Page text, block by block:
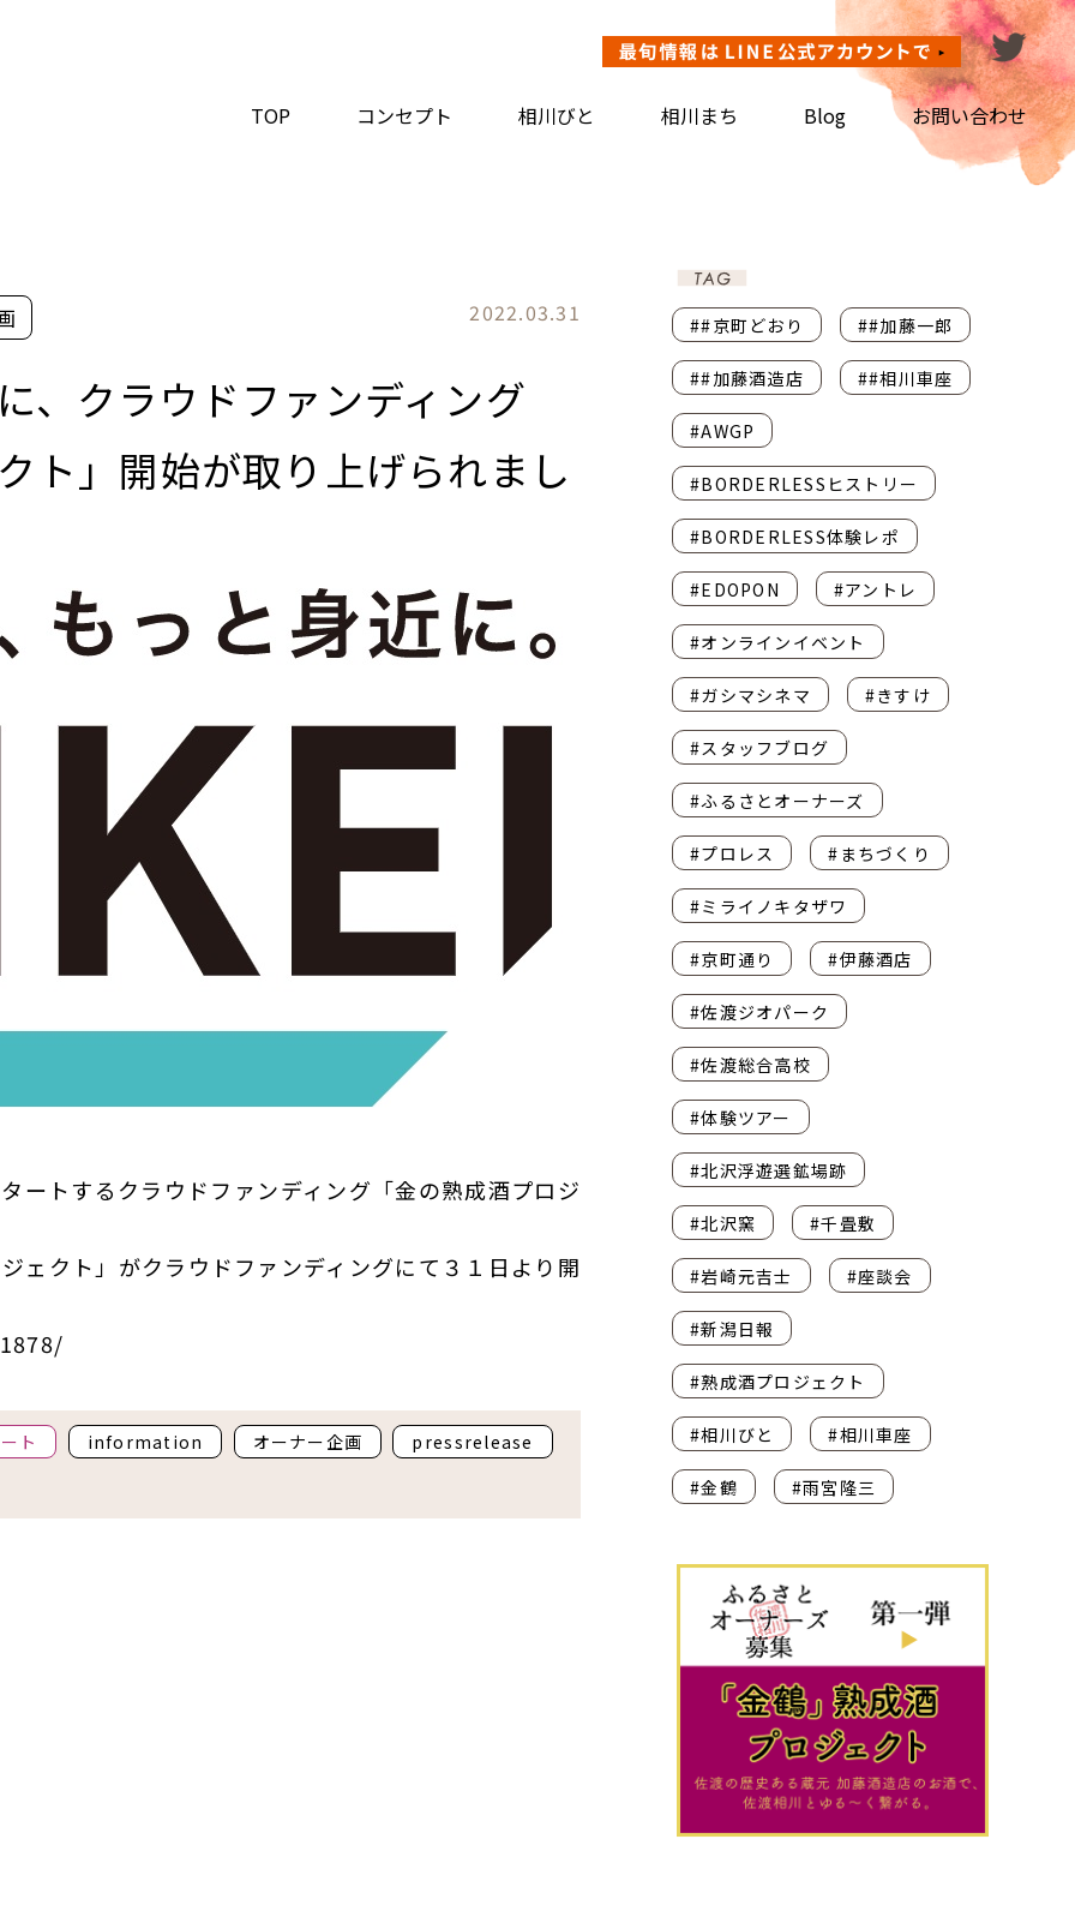
TOP コンセプト 相川びと 相川まち Blog お問い合わせ
2022.03.31
、クラウドファンディング
ト」開始が取り上げられまし
ートするクラウドファンディング「金の熟成酒プロジ
ェクト」がクラウドファンディングにて３１日より開
ト information オーナー企画 pressrelease
##京町どおり ##加藤一郎
##加藤酒造店 ##相川車座
#AWGP
#BORDERLESSヒストリー
#BORDERLESS体験レポ
#EDOPON #アントレ
#オンラインイベント
#ガシマシネマ #きすけ
#スタッフブログ
#ふるさとオーナーズ
#プロレス #まちづくり
#ミライノキタザワ
#京町通り #伊藤酒店
#佐渡ジオパーク
#佐渡総合高校
#体験ツアー
#北沢浮遊選鉱場跡
#北沢窯 #千畳敷
#岩崎元吉士 #座談会
#新潟日報
#熟成酒プロジェクト
#相川びと #相川車座
#金鶴 #雨宮隆三